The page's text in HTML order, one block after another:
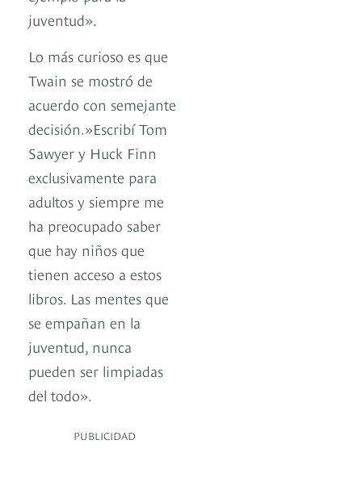
juventud».
Lo más curioso es que
Twain se mostró de
acuerdo con semejante
decisión.»Escribí Tom
Sawyer y Huck Finn
exclusivamente para
adultos y siempre me
ha preocupado saber
que hay niños que
tienen acceso a estos
libros. Las mentes que
se empañan en la
juventud, nunca
pueden ser limpiadas
del todo».
PUBLICIDAD